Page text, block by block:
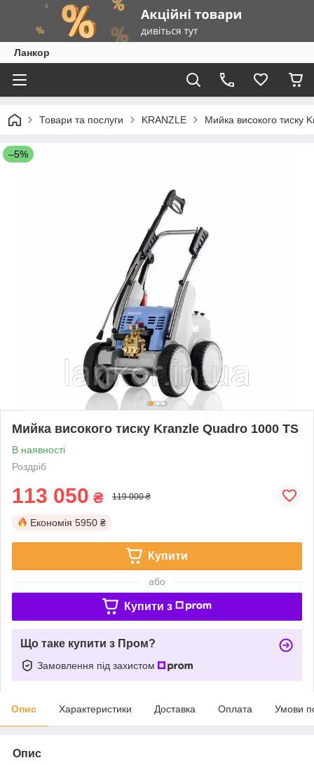
Ланкор
Товари та послуги KRANZLE Мийка високого тиску
–5%
Мийка високого тиску Kranzle Quadro 1000 TS
В наявності
Роздріб
113 050 ₴ 119 000 ₴
Економія 5950 ₴
Купити
або
Купити з
Що таке купити з Пром?
Замовлення під захистом
Опис Характеристики Доставка Оплата Умови
Опис